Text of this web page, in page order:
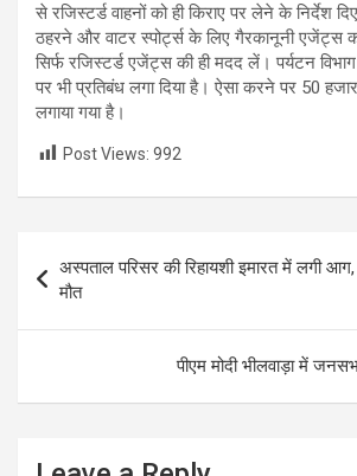
से रजिस्टर्ड वाहनों को ही किराए पर लेने के निर्देश
ठहरने और वाटर स्पोर्ट्स के लिए गैरकानूनी एजेंट्स
सिर्फ रजिस्टर्ड एजेंट्स की ही मदद लें। पर्यटन
पर भी प्रतिबंध लगा दिया है। ऐसा करने पर 50
लगाया गया है।
Post Views: 992
navigation
अस्पताल परिसर की रिहायशी इमारत में लगी
मौत
पीएम मोदी भीलवाड़ा में